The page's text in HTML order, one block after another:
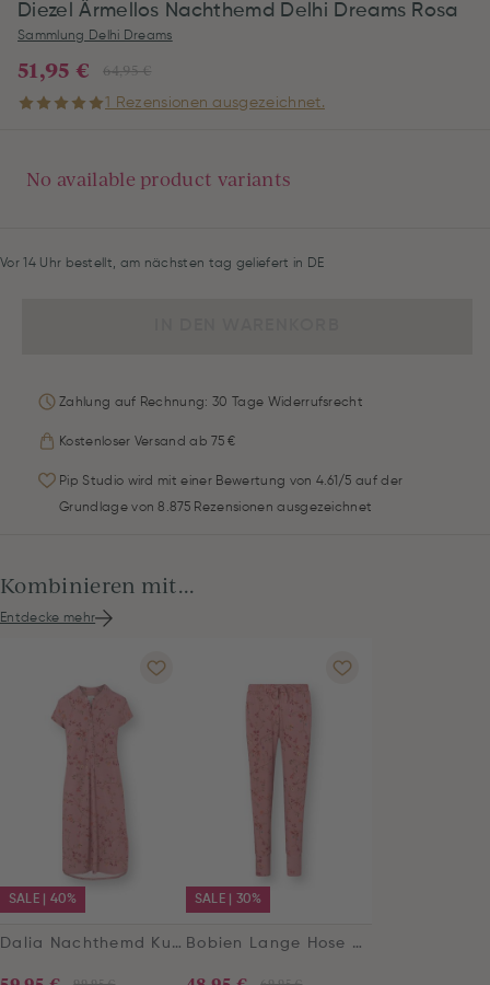
Diezel Ärmellos Nachthemd Delhi Dreams Rosa
Sammlung Delhi Dreams
64,95 €
51,95 €
1 Rezensionen ausgezeichnet.
No available product variants
Vor 14 Uhr bestellt, am nächsten tag geliefert in DE
Zahlung auf Rechnung: 30 Tage Widerrufsrecht
Kostenloser Versand ab 75 €
Pip Studio wird mit einer Bewertung von 4.61/5 auf der
Grundlage von 8.875 Rezensionen ausgezeichnet
Kombinieren mit...
Entdecke mehr
SALE | 40%
Dalia Nachthemd Kurze Ärmeln Delhi Dreams Rosa
SALE | 30%
Bobien Lange Hose Delhi Dreams Rosa